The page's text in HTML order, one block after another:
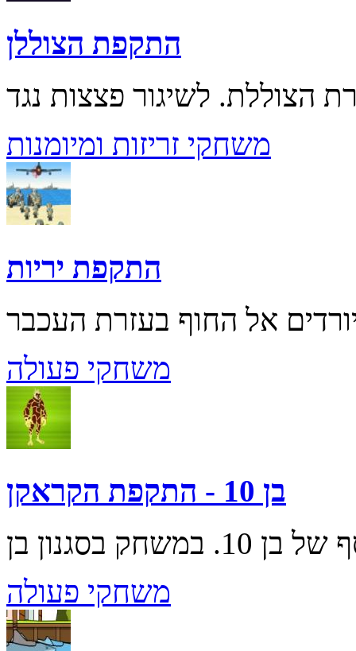
התקפת הצוללן
משחקי זריזות ומיומנות
התקפת יריות
משחקי פעולה
בן 10 - התקפת הקראקן
משחקי פעולה